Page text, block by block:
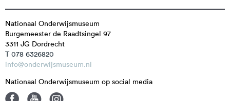
Nationaal Onderwijsmuseum
Burgemeester de Raadtsingel 97
3311 JG Dordrecht
T 078 6326820
info@onderwijsmuseum.nl
Nationaal Onderwijsmuseum op social media